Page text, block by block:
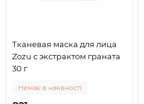
Тканевая маска для лица
Zozu с экстрактом граната
30 г
Немає в наявності